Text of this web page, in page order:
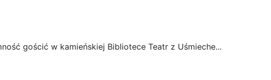
gościć w kamieńskiej Bibliotece Teatr z Uśmieche...